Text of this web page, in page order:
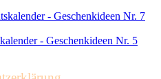
- Geschenkideen Nr. 7
- Geschenkideen Nr. 5